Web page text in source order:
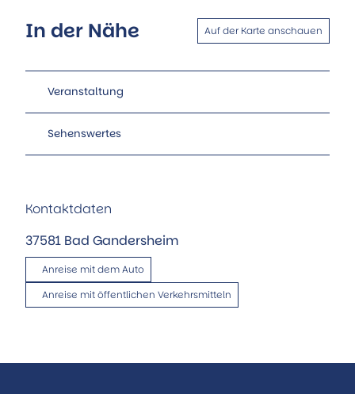
In der Nähe Auf der Karte anschauen
Veranstaltung
Sehenswertes
Kontaktdaten
37581 Bad Gandersheim
Anreise mit dem Auto
Anreise mit öffentlichen Verkehrsmitteln